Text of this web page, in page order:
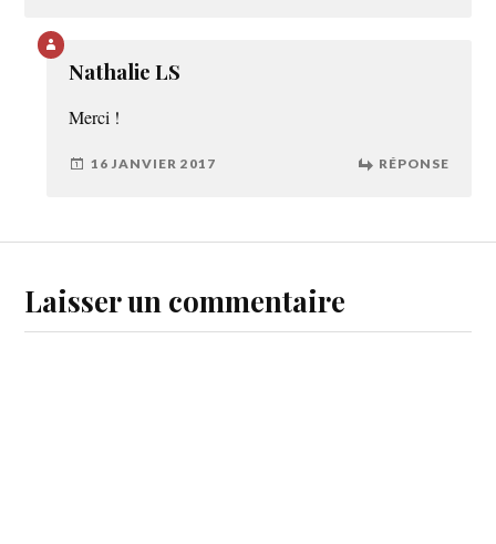
Nathalie LS
Merci !
16 JANVIER 2017 RÉPONSE
Laisser un commentaire